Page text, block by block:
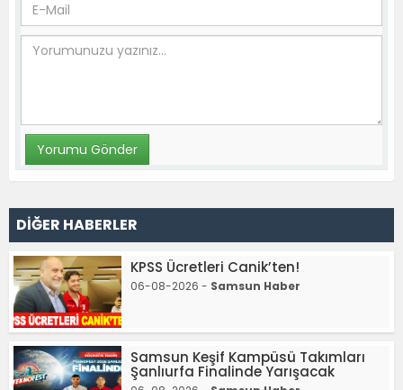
DİĞER HABERLER
KPSS Ücretleri Canik’ten!
06-08-2026 - Samsun Haber
Samsun Keşif Kampüsü Takımları
Şanlıurfa Finalinde Yarışacak